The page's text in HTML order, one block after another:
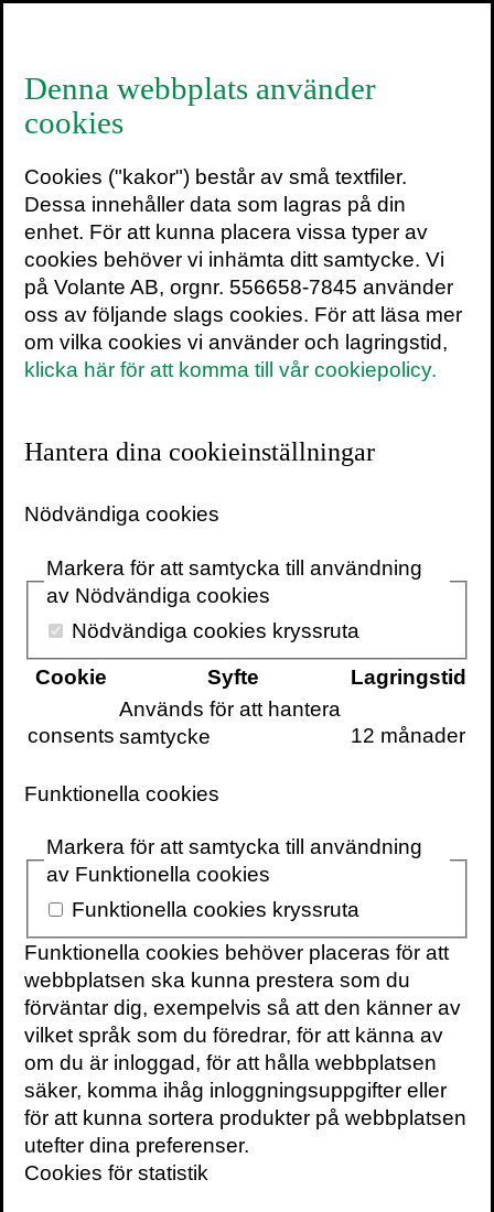
Tony Fadell
SENASTE INLÄGG
TEXTARKIV
19 april 2023
VOLANTE PÅ
VILL DU FÅ VÅRT
NYHETSBREV?
Information om
en gång i veckan
KONTAKTA OSS
Volante
Stora Nygatan 7
SE-111 27 Stockholm
Sweden
+46(0) 8 702 15 19
Denna webbplats använder
cookies
Cookies ("kakor") består av små textfiler.
Dessa innehåller data som lagras på din
enhet. För att kunna placera vissa typer av
cookies behöver vi inhämta ditt samtycke. Vi
på Volante AB, orgnr. 556658-7845 använder
oss av följande slags cookies. För att läsa mer
om vilka cookies vi använder och lagringstid,
klicka här för att komma till vår cookiepolicy.
Hantera dina cookieinställningar
Nödvändiga cookies
Markera för att samtycka till användning
av Nödvändiga cookies
Nödvändiga cookies kryssruta
Cookie
Syfte Lagringstid
consents
Används för att hantera
samtycke
12 månader
Funktionella cookies
Markera för att samtycka till användning
av Funktionella cookies
Funktionella cookies kryssruta
Funktionella cookies behöver placeras för att
webbplatsen ska kunna prestera som du
förväntar dig, exempelvis så att den känner av
vilket språk som du föredrar, för att känna av
om du är inloggad, för att hålla webbplatsen
säker, komma ihåg inloggningsuppgifter eller
för att kunna sortera produkter på webbplatsen
utefter dina preferenser.
Cookies för statistik